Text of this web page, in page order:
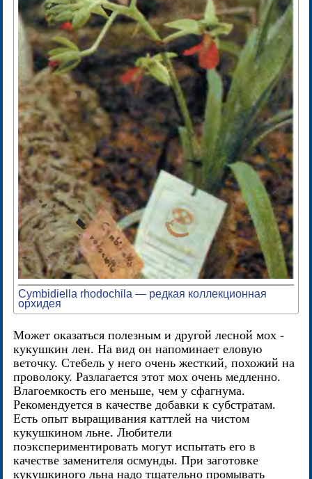
Cymbidiella rhodochila — редкая коллекционная
орхидея
Может оказаться полезным и другой лесной мох -
кукушкин лен. На вид он напоминает еловую
веточку. Стебель у него очень жесткий, похожий на
проволоку. Разлагается этот мох очень медленно.
Влагоемкость его меньше, чем у сфагнума.
Рекомендуется в качестве добавки к субстратам.
Есть опыт выращивания каттлей на чистом
кукушкином льне. Любители
поэкспериментировать могут испытать его в
качестве заменителя осмунды. При заготовке
кукушкиного льна надо тщательно промывать